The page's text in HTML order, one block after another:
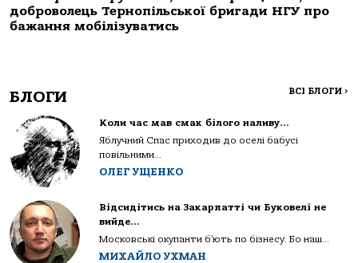
доброволець Тернопільської бригади НГУ про
бажання мобілізуватись
БЛОГИ ВСІ БЛОГИ >
Коли час мав смак білого наливу…
Яблучний Спас приходив до оселі бабусі
повільними...
ОЛЕГ УЩЕНКО
Відсидітись на Закарпатті чи Буковелі не
вийде…
Московські окупанти б’ють по бізнесу. Бо наш...
МИХАЙЛО УХМАН